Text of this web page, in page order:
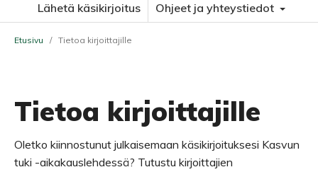
Lähetä käsikirjoitus
Ohjeet ja yhteystiedot
Etusivu / Tietoa kirjoittajille
Tietoa kirjoittajille
Oletko kiinnostunut julkaisemaan käsikirjoituksesi Kasvun
tuki -aikakauslehdessä? Tutustu kirjoittajien